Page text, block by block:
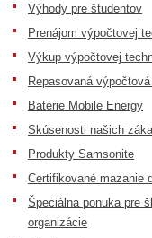
Výhody pre študentov
Prenájom výpočtovej
Výkup výpočtovej
Repasovaná
Batérie Mobile Energy
Skúsenosti našich
Produkty Samsonite
Certifikované mazanie
Špeciálna ponuka pre
organizácie